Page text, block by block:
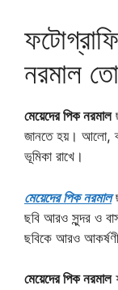
নরমাল
মেয়েদের পিক নরমাল
জানতে হয়। আলো,
ভূমিকা রাখে।
মেয়েদের পিক নরমাল
ছবি আরও সুন্দর ও
ছবিকে আরও
মেয়েদের পিক নরমাল